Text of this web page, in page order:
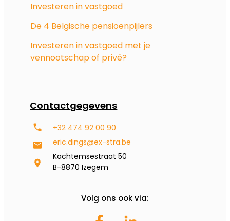
Investeren in vastgoed
De 4 Belgische pensioenpijlers
Investeren in vastgoed met je
vennootschap of privé?
Contactgegevens
+32 474 92 00 90
eric.dings@ex-stra.be
Kachtemsestraat 50
B-8870 Izegem
Volg ons ook via: